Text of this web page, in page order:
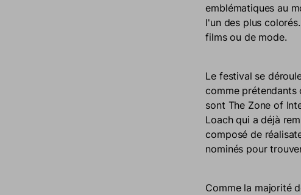
emblématiques au
l'un des plus
films ou de mode.
Le festival se
comme prétendants
sont The Zone of
Loach qui a déjà
composé de
nominés pour
Comme la majorité